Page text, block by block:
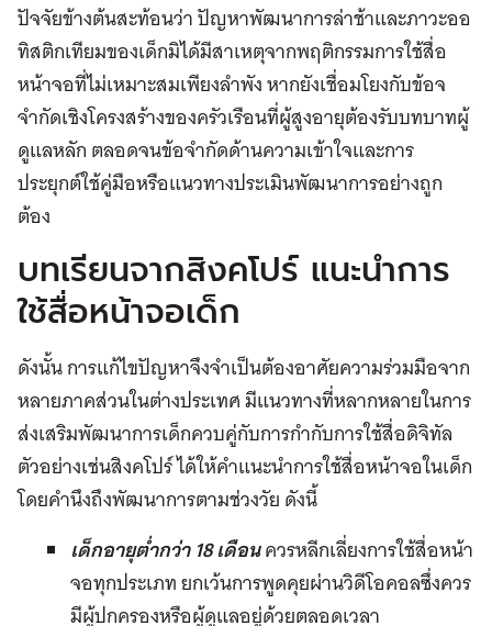
ปัจจัยข้างต้นสะท้อนว่า ปัญหาพัฒนาการล่าช้าและภาวะออ
ทิสติกเทียมของเด็กมิได้มีสาเหตุจากพฤติกรรมการใช้สื่อ
หน้าจอที่ไม่เหมาะสมเพียงลำพัง หากยังเชื่อมโยงกับข้อจ
จำกัดเชิงโครงสร้างของครัวเรือนที่ผู้สูงอายุต้องรับบทบาทผู้
ดูแลหลัก ตลอดจนข้อจำกัดด้านความเข้าใจและการ
ประยุกต์ใช้คู่มือหรือแนวทางประเมินพัฒนาการอย่างถูก
ต้อง
บทเรียนจากสิงคโปร์ แนะนำการ
ใช้สื่อหน้าจอเด็ก
ดังนั้น การแก้ไขปัญหาจึงจำเป็นต้องอาศัยความร่วมมือจาก
หลายภาคส่วนในต่างประเทศ มีแนวทางที่หลากหลายในการ
ส่งเสริมพัฒนาการเด็กควบคู่กับการกำกับการใช้สื่อดิจิทัล
ตัวอย่างเช่นสิงคโปร์ ได้ให้คำแนะนำการใช้สื่อหน้าจอในเด็ก
โดยคำนึงถึงพัฒนาการตามช่วงวัย ดังนี้
เด็กอายุต่ำกว่า 18 เดือนควรหลีกเลี่ยงการใช้สื่อหน้า
จอทุกประเภท ยกเว้นการพูดคุยผ่านวิดีโอคอลซึ่งควร
มีผู้ปกครองหรือผู้ดูแลอยู่ด้วยตลอดเวลา